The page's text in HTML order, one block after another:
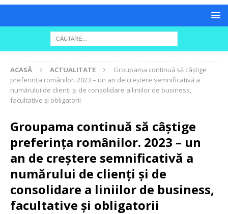
ACASĂ ACTUALITATE
Groupama continuă să câștige
preferința românilor. 2023 – un an de creștere semnificativă a
numărului de clienți și de consolidare a liniilor de business,
facultative și obligatorii
Groupama continuă să câștige
preferința românilor. 2023 – un
an de creștere semnificativă a
numărului de clienți și de
consolidare a liniilor de business,
facultative și obligatorii